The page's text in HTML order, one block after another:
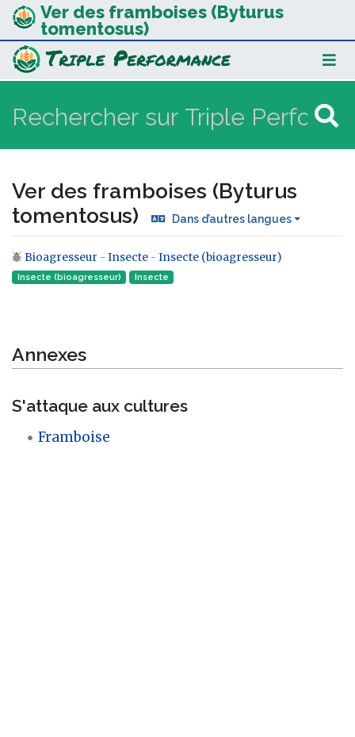
Ver des framboises (Byturus
tomentosus)
Ver des framboises (Byturus
tomentosus)
Dans d’autres langues
Aller à :navigation,rechercher
Bioagresseur - Insecte - Insecte (bioagresseur)
Insecte (bioagresseur) Insecte‎
Annexes
S'attaque aux cultures
Framboise